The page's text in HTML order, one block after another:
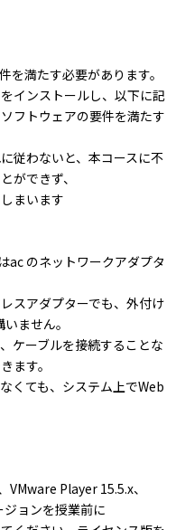
を満たす必要があります。
インストールし、以下に記
フトウェアの要件を満たす
従わないと、本コースに不
ができず、
まいます
ac のネットワークアダプタ
スアダプターでも、外付け
ません。
ケーブルを接続することな
ます。
くても、システム上でWeb
Player 15.5.x、
ョンを授業前に